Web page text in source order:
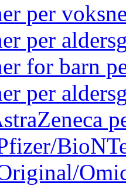
per
per
for barn
per